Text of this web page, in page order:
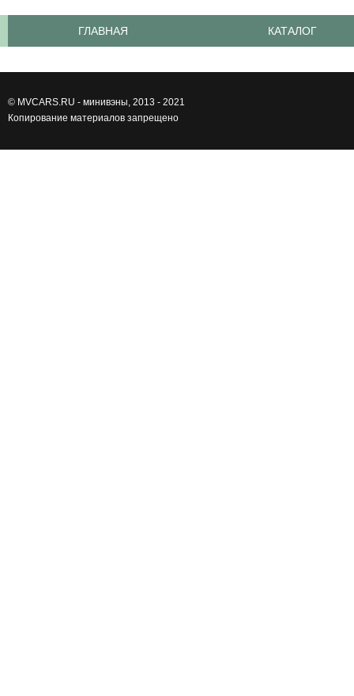
ГЛАВНАЯ КАТАЛОГ
© MVCARS.RU - минивэны, 2013 - 2021
Копирование материалов запрещено